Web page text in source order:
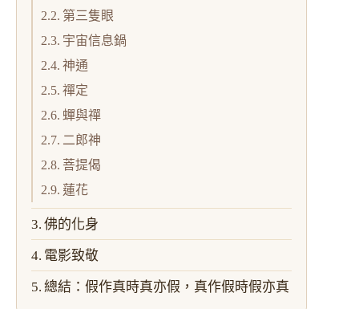
第三隻眼
宇宙信息鍋
神通
禪定
蟬與禪
二郎神
菩提偈
蓮花
佛的化身
電影致敬
總結：假作真時真亦假，真作假時假亦真